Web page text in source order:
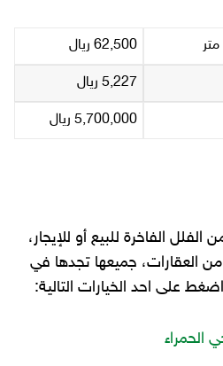
62,500 ريال
5,227 ريال
5,700,000 ريال
الفاخرة للبيع أو للإيجار،
العقارات، جميعها تجدها في
على احد الخيارات التالية:
الحمراء